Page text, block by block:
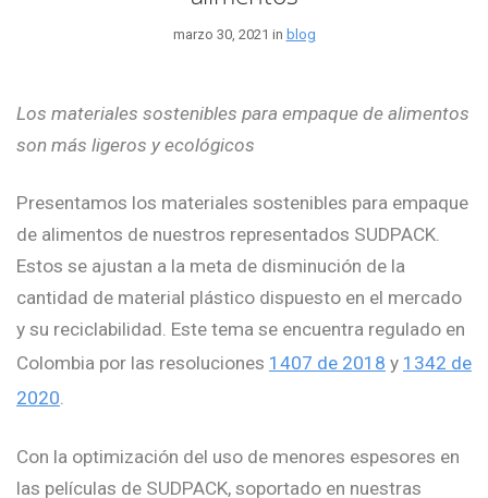
marzo 30, 2021 in blog
Los materiales sostenibles para empaque de alimentos
son más ligeros y ecológicos
Presentamos los materiales sostenibles para empaque
de alimentos de nuestros representados SUDPACK.
Estos se ajustan a la meta de disminución de la
cantidad de material plástico dispuesto en el mercado
y su reciclabilidad. Este tema se encuentra regulado en
Colombia por las resoluciones 1407 de 2018 y 1342 de
2020
Con la optimización del uso de menores espesores en
las películas de SUDPACK, soportado en nuestras